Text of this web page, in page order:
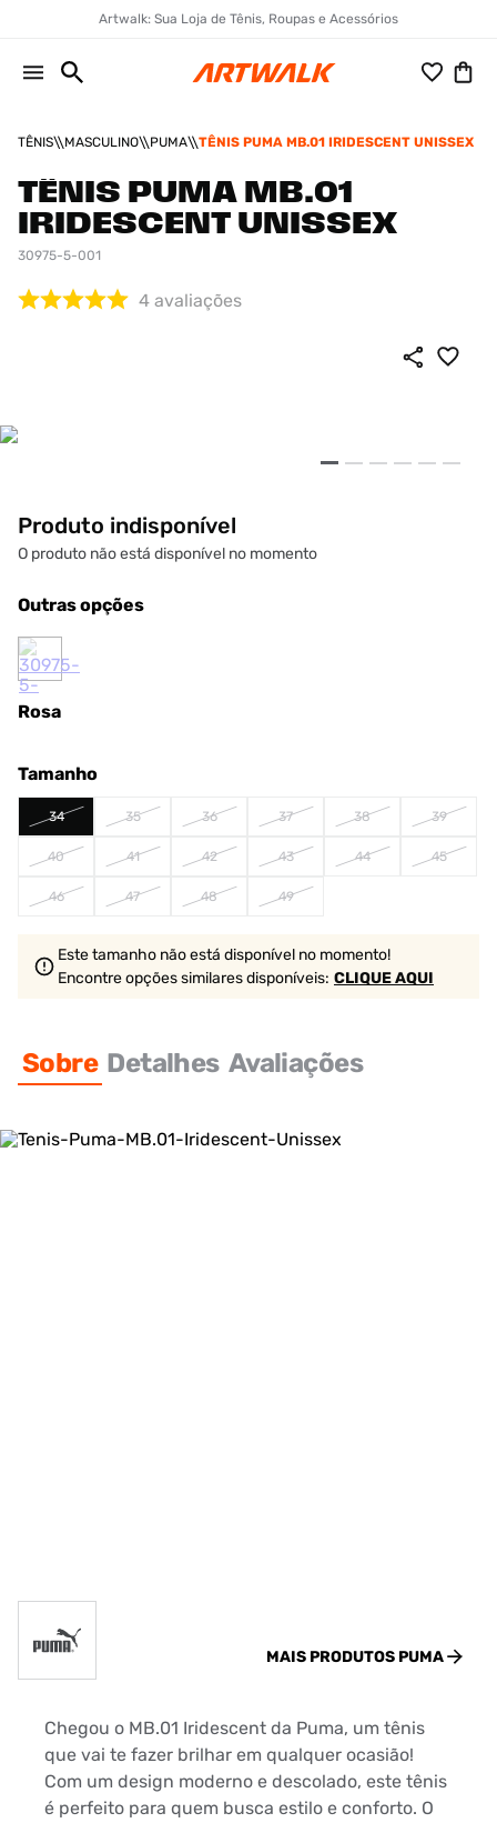
Artwalk: Sua Loja de Tênis, Roupas e Acessórios
TÊNIS MASCULINO PUMA TÊNIS PUMA MB.01 IRIDESCENT UNISSEX
TÊNIS PUMA MB.01
IRIDESCENT UNISSEX
30975-5-001
4 avaliações
Produto indisponível
O produto não está disponível no momento
Outras opções
Rosa
Tamanho
34 35 36 37 38 39
40 41 42 43 44 45
46 47 48 49
Este tamanho não está disponível no momento!
Encontre opções similaresdisponíveis: CLIQUE AQUI
Sobre Detalhes Avaliações
MAIS PRODUTOS PUMA
Chegou o MB.01 Iridescent da Puma, um tênis
que vai te fazer brilhar em qualquer ocasião!
Com um design moderno e descolado, este tênis
é perfeito para quem busca estilo e conforto. O